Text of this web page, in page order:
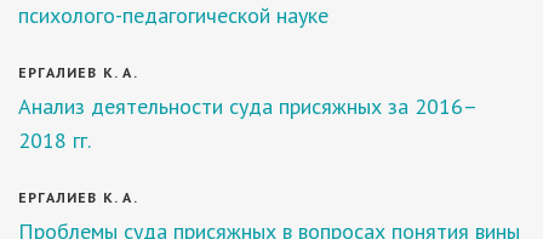
психолого-педагогической науке
ЕРГАЛИЕВ К. А.
Анализ деятельности суда присяжных за 2016–
2018 гг.
ЕРГАЛИЕВ К. А.
Проблемы суда присяжных в вопросах понятия вины